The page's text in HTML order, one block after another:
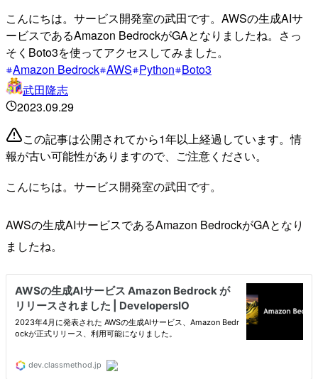
こんにちは。サービス開発室の武田です。AWSの生成AIサ
ービスであるAmazon BedrockがGAとなりましたね。さっ
そくBoto3を使ってアクセスしてみました。
Amazon Bedrock AWS Python Boto3
武田隆志
2023.09.29
この記事は公開されてから1年以上経過しています。情
報が古い可能性がありますので、ご注意ください。
こんにちは。サービス開発室の武田です。
AWSの生成AIサービスであるAmazon BedrockがGAとなり
ましたね。